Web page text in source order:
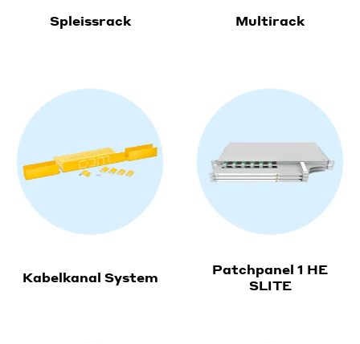
Spleissrack Multirack
Kabelkanal System
Patchpanel 1 HE
SLITE